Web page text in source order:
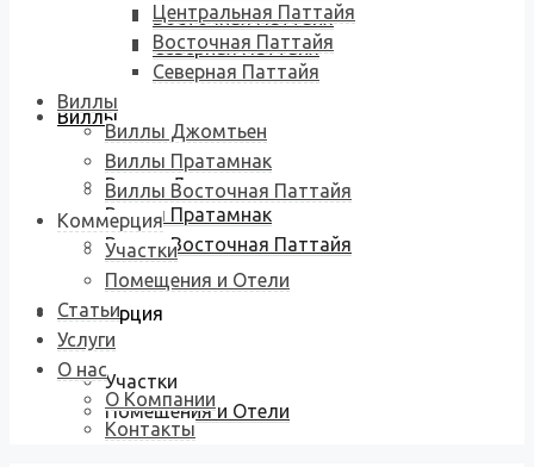
Восточная Паттайя
Северная Паттайя
Виллы
Виллы Джомтьен
Виллы Пратамнак
Виллы Восточная Паттайя
Коммерция
Участки
Помещения и Отели
Центральная Паттайя
Восточная Паттайя
Северная Паттайя
Виллы
Виллы Джомтьен
Виллы Пратамнак
Виллы Восточная Паттайя
Коммерция
Участки
Помещения и Отели
Статьи
Услуги
О нас
О Компании
Контакты